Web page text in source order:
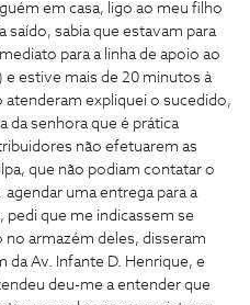
em casa, ligo ao meu filho
saído, sabia que estavam para
para a linha de apoio ao
estive mais de 20 minutos à
expliquei o sucedido,
da senhora que é prática
não efetuarem as
que não podiam contatar o
uma entrega para a
pedi que me indicassem se
armazém deles, disseram
da Av. Infante D. Henrique, e
deu-me a entender que